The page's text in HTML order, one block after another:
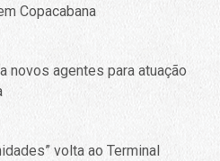
Copacabana
novos agentes para atuação
volta ao Terminal